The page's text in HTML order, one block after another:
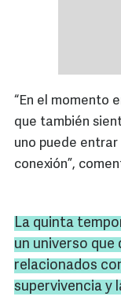
“En el momento
que también
uno puede
conexión”,
La quinta
un universo
relacionados
supervivencia y